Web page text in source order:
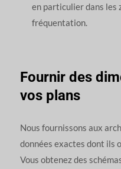
en particulier dans les
fréquentation.
Fournir des
vos plans
Nous fournissons aux
données exactes dont ils
Vous obtenez des